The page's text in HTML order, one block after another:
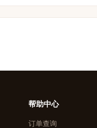
帮助中心
订单查询